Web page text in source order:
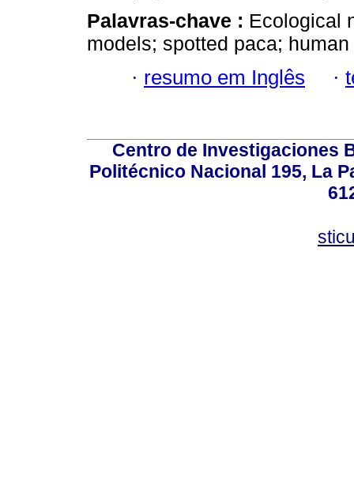
Palavras-chave : Ecological
models; spotted paca;
· resumo em Inglês ·
Centro de Investigaciones
Politécnico Nacional 195, La